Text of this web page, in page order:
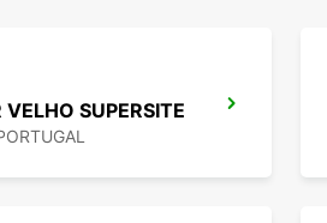
VELHO SUPERSITE